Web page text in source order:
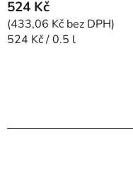
524 Kč
(433,06 Kč bez DPH)
Měrná
524 Kč / 0.5 l